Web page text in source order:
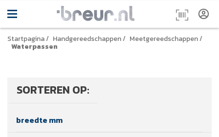
Startpagina/ Handgereedschappen/ Meetgereedschappen/
Waterpassen
SORTEREN OP:
breedte mm